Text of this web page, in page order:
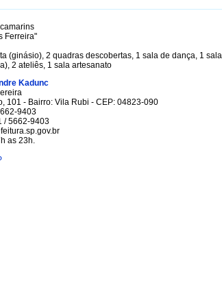
Ferreira"
(ginásio), 2 quadras descobertas, 1 sala de dança, 1
2 ateliês, 1 sala artesanato
Kadunc
101 - Bairro: Vila Rubi - CEP: 04823-090
9403
/ 5662-9403
as 23h.